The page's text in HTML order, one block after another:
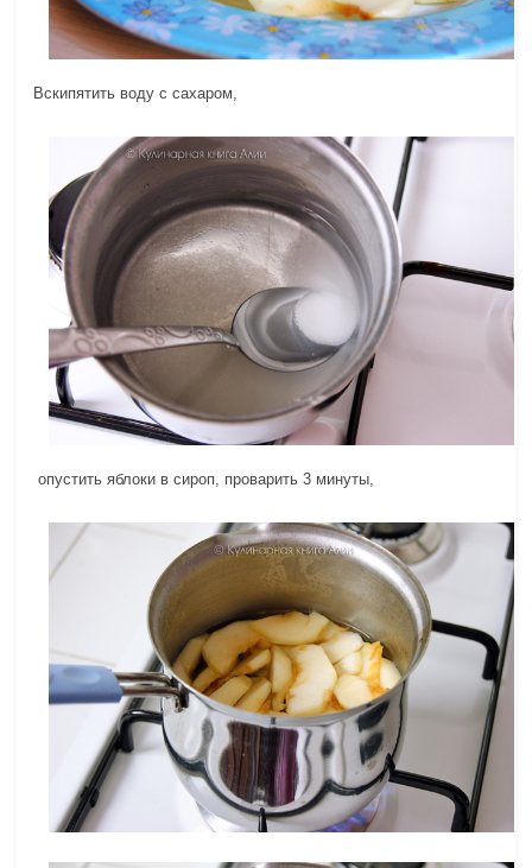
Вскипятить воду с сахаром,
опустить яблоки в сироп, проварить 3 минуты,